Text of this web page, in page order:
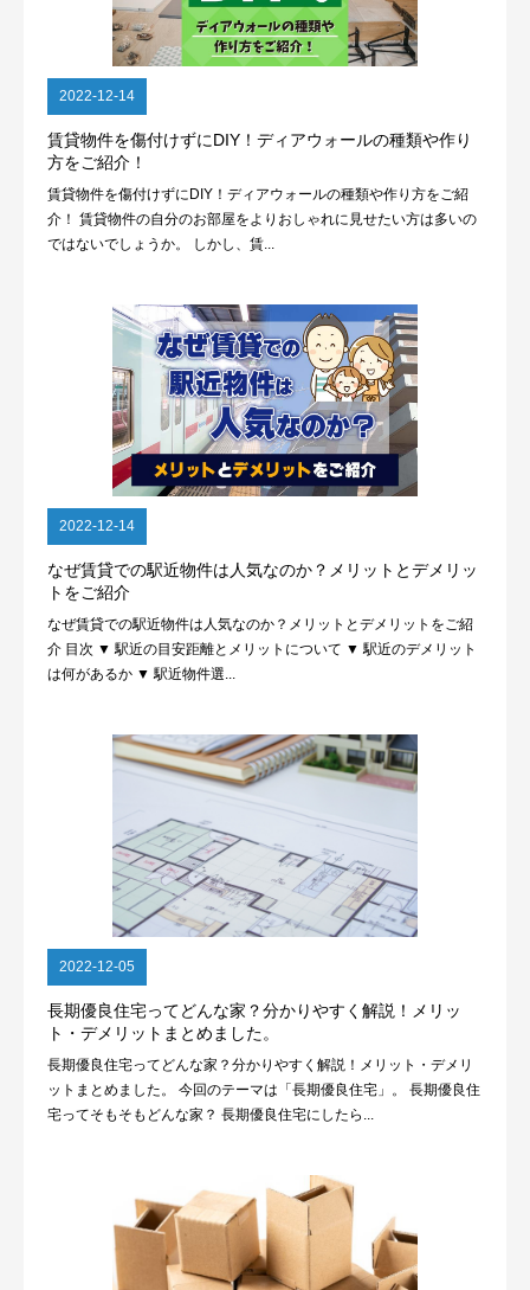
2022-12-14
賃貸物件を傷付けずにDIY！ディアウォールの種類や作り
方をご紹介！
賃貸物件を傷付けずにDIY！ディアウォールの種類や作り方をご紹
介！ 賃貸物件の自分のお部屋をよりおしゃれに見せたい方は多いの
ではないでしょうか。 しかし、賃...
2022-12-14
なぜ賃貸での駅近物件は人気なのか？メリットとデメリッ
トをご紹介
なぜ賃貸での駅近物件は人気なのか？メリットとデメリットをご紹
介 目次 ▼ 駅近の目安距離とメリットについて ▼ 駅近のデメリット
は何があるか ▼ 駅近物件選...
2022-12-05
長期優良住宅ってどんな家？分かりやすく解説！メリッ
ト・デメリットまとめました。
長期優良住宅ってどんな家？分かりやすく解説！メリット・デメリ
ットまとめました。 今回のテーマは「長期優良住宅」。 長期優良住
宅ってそもそもどんな家？ 長期優良住宅にしたら...